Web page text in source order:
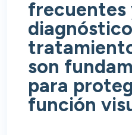
frecuentes
son
para
función